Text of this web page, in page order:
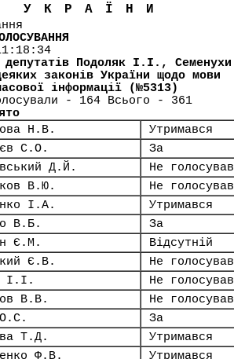
УКРАЇНИ
депутатів Подоляк І.І., Семенухи
законів України щодо мови
інформації (№5313)
- 164 Всього - 361
Н.В.
Утримався
С.О.
За
Д.Й.
Не голосував
В.Ю.
Не голосував
І.А.
Утримався
В.Б.
За
Є.М.
Відсутній
Є.В.
Не голосував
І.І.
Не голосував
В.В.
Не голосував
За
Т.Д.
Утримався
Ф.В.
Утримався